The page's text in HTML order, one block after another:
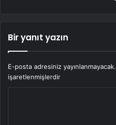
Bir yanıt yazın
E-posta adresiniz yayınlanmayacak.
işaretlenmişlerdir